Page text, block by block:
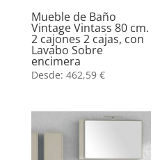
Mueble de Baño
Vintage Vintass 80 cm.
2 cajones 2 cajas, con
Lavabo Sobre
encimera
Desde: 462,59 €